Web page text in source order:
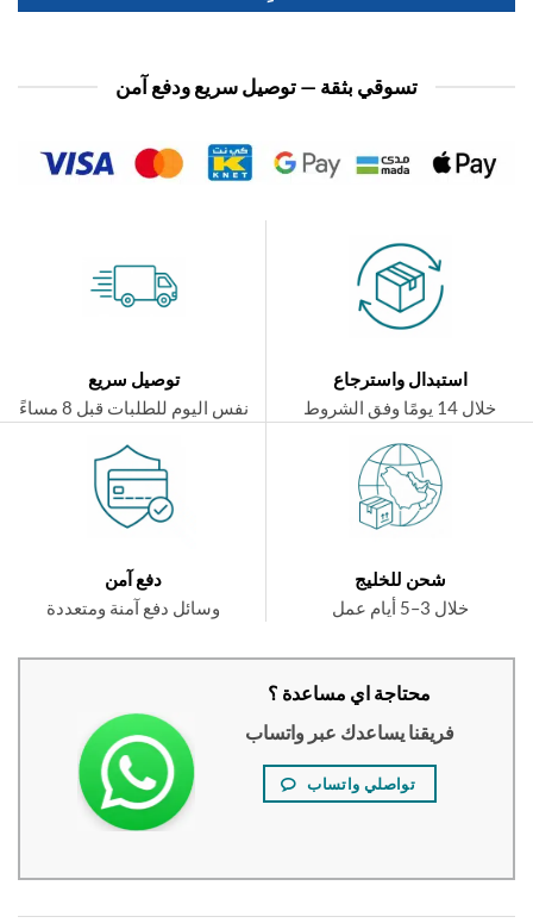
تسوقي بثقة — توصيل سريع ودفع آمن
استبدال واسترجاع
توصيل سريع
نفس اليوم للطلبات قبل 8 مساءً
شحن للخليج
دفع آمن
وسائل دفع آمنة ومتعددة
محتاجة اي مساعدة ؟
فريقنا يساعدك عبر واتساب
تواصلي واتساب